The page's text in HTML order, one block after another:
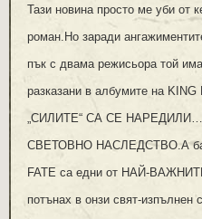
Тази новина просто ме уби от
роман.Но заради
пък с двама режисьора той
разказани в албумите на
„СИЛИТЕ“ СА СЕ
СВЕТОВНО НАСЛЕДСТВО.А
FATE са едни от НАЙ-
потънах в онзи свят-